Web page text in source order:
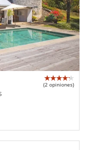
(2 opiniones)